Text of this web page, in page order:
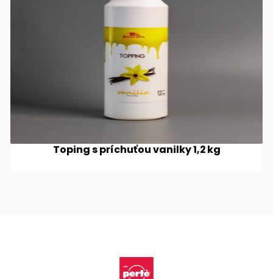
Toping s príchuťou vanilky 1,2 kg